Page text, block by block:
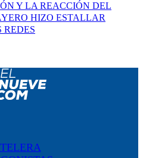
Y LA REACCIÓN DEL
HIZO ESTALLAR
REDES